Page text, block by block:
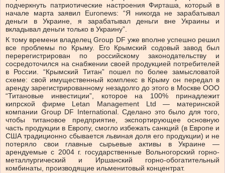
подчеркнуть патриотические настроения Фирташа, который в
начале марта заявил Euronews: “Я никогда не зарабатывал
деньги в Украине, я зарабатывал деньги вне Украины и
вкладывал деньги только в Украину”.
К тому времени владелец Group DF уже вполне успешно решил
все проблемы по Крыму. Его Крымский содовый завод был
перерегистрирован по российскому законодательству и
сосредоточился на снабжении своей продукцией потребителей
в России. “Крымский Титан” пошел по более замысловатой
схеме: свой имущественный комплекс в Крыму он передал в
аренду зарегистрированному незадолго до этого в Москве ООО
“Титановые инвестиции”, которое на 100% принадлежит
кипрской фирме Letan Management Ltd — материнской
компании Group DF International. Сделано это было для того,
чтобы титановое предприятие, экспортирующее основную
часть продукции в Европу, смогло избежать санкций (в Европе и
США традиционно сбывается львиная доля его продукции) и не
потеряло свои главные сырьевые активы в Украине —
арендуемые с 2004 г. государственные Вольногорский горно-
металлургический и Иршанский горно-обогатительный
комбинаты, производящие ильменитовый концентрат.